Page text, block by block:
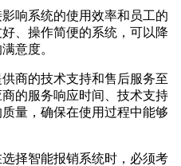
响系统的使用效率和员工的
、操作简便的系统，可以降
意度。
供商的技术支持和售后服务至
的服务响应时间、技术支持
量，确保在使用过程中能够
选择智能报销系统时，必须考